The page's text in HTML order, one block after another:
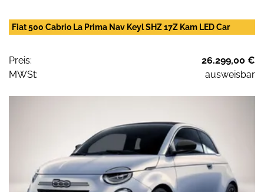
Fiat 500 Cabrio La Prima Nav Keyl SHZ 17Z Kam LED Car
Preis:
26.299,00 €
MWSt:
ausweisbar